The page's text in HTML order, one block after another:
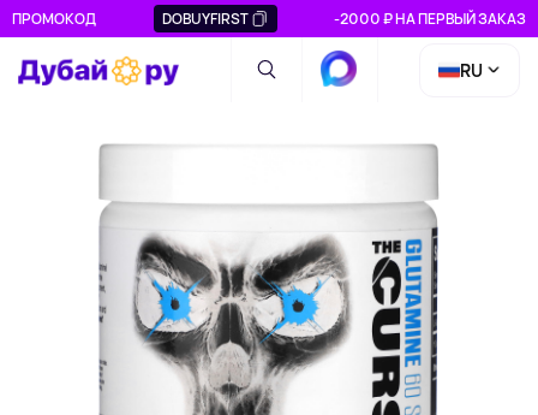
ПРОМОКОД DOBUYFIRST -2000 ₽ НА ПЕРВЫЙ ЗАКАЗ
RU